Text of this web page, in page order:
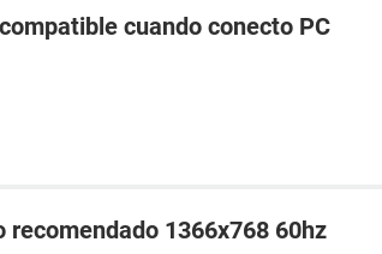
cuando conecto PC
1366x768 60hz